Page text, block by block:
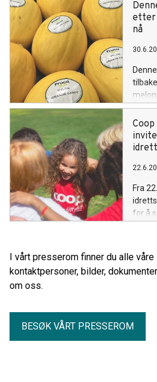
etter
nå
opp
men
Med
Fra
for å
til
og
I vårt presserom finner du alle
kontaktpersoner, bilder,
om oss.
BESØK VÅRT PRESSEROM